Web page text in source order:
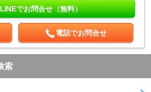
でお問合せ（無料）
電話でお問合せ
索